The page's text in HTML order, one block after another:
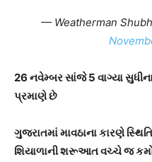
— Weatherman
26 નવેમ્બર સાંજે 5 વાગ્યા
પ્રમાણે છે
ગુજરાતમાં માવઠાના કારણે
શિયાળાની શરૂઆત વચ્ચે જ